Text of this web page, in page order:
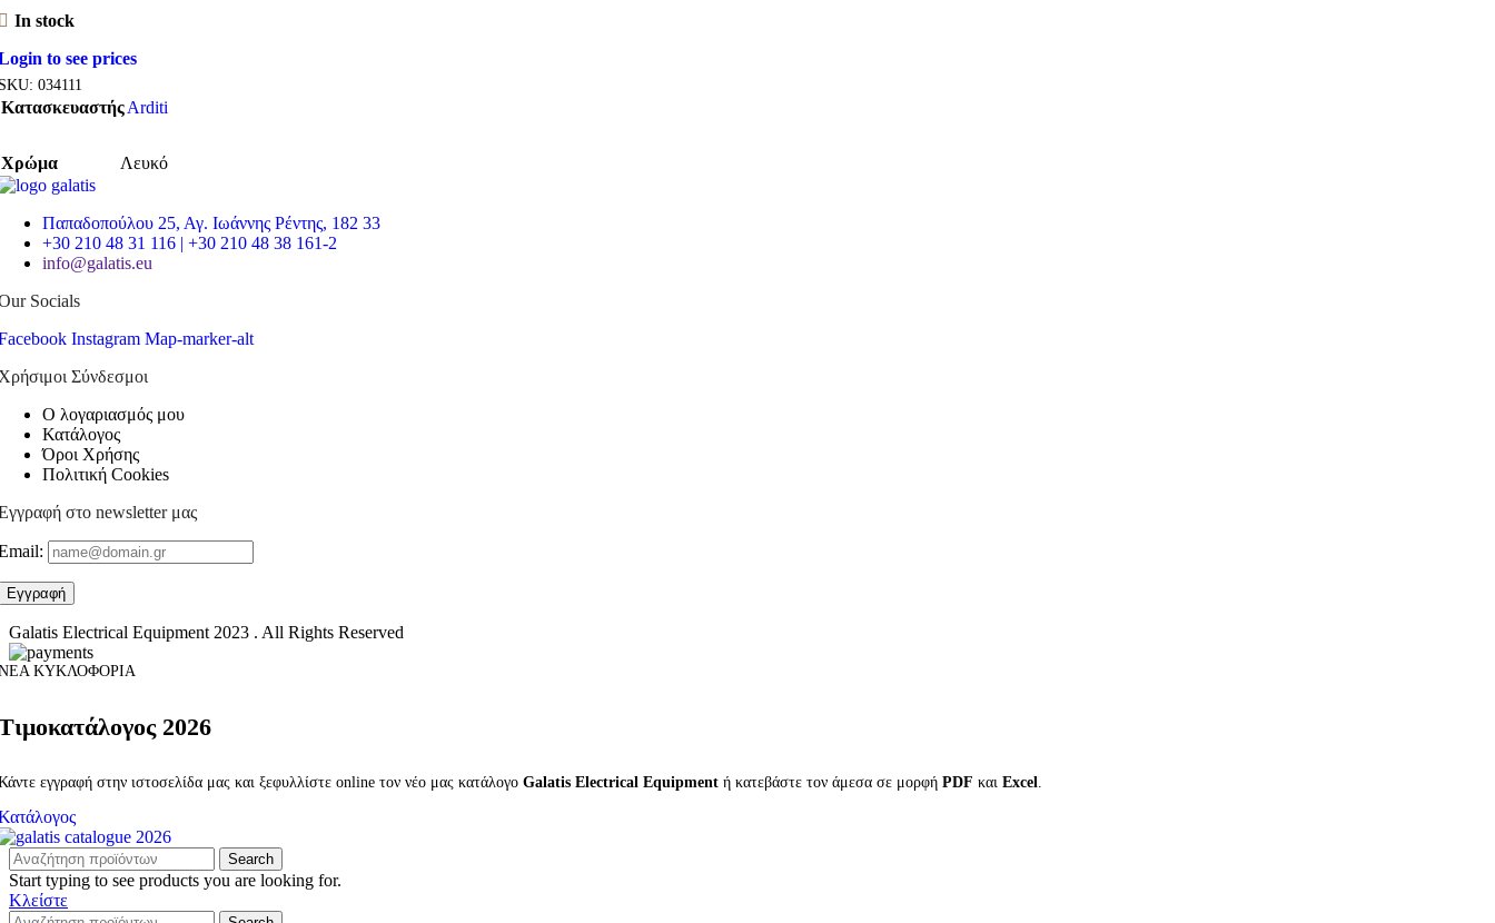
In stock
to see prices
034111
ΚατασκευαστήςArditi
Χρώμα Λευκό
Παπαδοπούλου 25, Αγ. Ιωάννης Ρέντης, 182 33
+30 210 48 31 116 | +30 210 48 38 161-2
info@galatis.eu
Socials
Instagram Map-marker-alt
Σύνδεσμοι
Ο λογαριασμός μου
Κατάλογος
Όροι Χρήσης
Πολιτική Cookies
στο newsletter μας
Galatis Electrical Equipment 2023 . All Rights Reserved
ΚΥΚΛΟΦΟΡΙΑ
2026
εγγραφή στην ιστοσελίδα μας και ξεφυλλίστε online τον νέο μας κατάλογο Galatis Electrical Equipment ή κατεβάστε τον άμεσα σε μορφή PDF και Excel.
Search
Start typing to see products you are looking for.
Κλείστε